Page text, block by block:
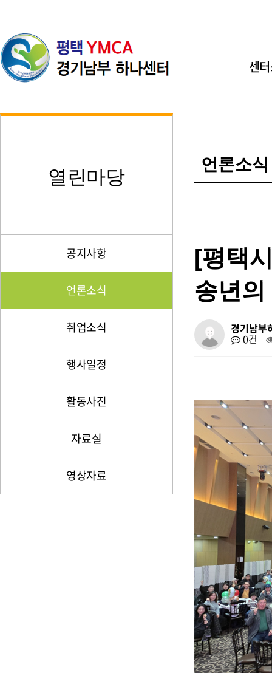
센
직원소개
열린마당
공지사항
언론소식
취업소식
행사일정
활동사진
자료실
영상자료
언론소식
[평택
송년의
경기남부
0건